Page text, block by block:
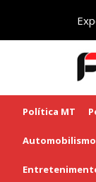
Política MT
Automobilismo